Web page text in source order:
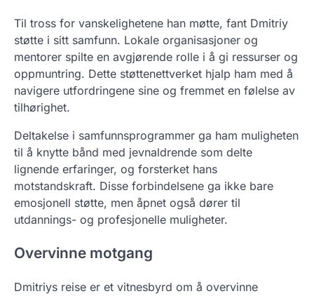
Til tross for vanskelighetene han møtte, fant Dmitriy
støtte i sitt samfunn. Lokale organisasjoner og
mentorer spilte en avgjørende rolle i å gi ressurser og
oppmuntring. Dette støttenettverket hjalp ham med å
navigere utfordringene sine og fremmet en følelse av
tilhørighet.
Deltakelse i samfunnsprogrammer ga ham muligheten
til å knytte bånd med jevnaldrende som delte
lignende erfaringer, og forsterket hans
motstandskraft. Disse forbindelsene ga ikke bare
emosjonell støtte, men åpnet også dører til
utdannings- og profesjonelle muligheter.
Overvinne motgang
Dmitriys reise er et vitnesbyrd om å overvinne